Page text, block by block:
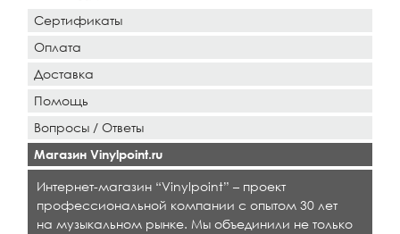
Сертификаты
Оплата
Доставка
Помощь
Вопросы / Ответы
Магазин Vinylpoint.ru
Интернет-магазин “Vinylpoint” – проект
профессиональной компании с опытом 30 лет
на музыкальном рынке. Мы объединили не только